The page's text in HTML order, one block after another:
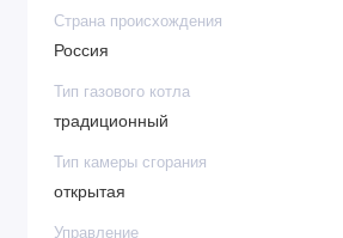
Страна происхождения
Россия
Тип газового котла
традиционный
Тип камеры сгорания
открытая
Управление